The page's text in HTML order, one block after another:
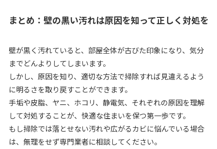
まとめ：壁の黒い汚れは原因を知って正しく対処を
壁が黒く汚れていると、部屋全体が古びた印象になり、気分
までどんよりしてしまいます。
しかし、原因を知り、適切な方法で掃除すれば見違えるよう
に明るさを取り戻すことができます。
手垢や皮脂、ヤニ、ホコリ、静電気、それぞれの原因を理解
して対処することが、快適な住まいを保つ第一歩です。
もし掃除では落とせない汚れや広がるカビに悩んでいる場合
は、無理をせず専門業者に相談してください。